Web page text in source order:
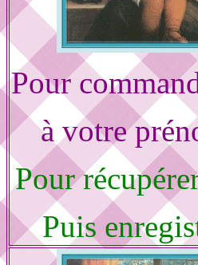
Pour
à votre
Pour
Puis